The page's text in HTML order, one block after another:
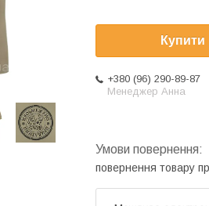
Купити
+380 (96) 290-89-87
Менеджер Анна
повернення товару